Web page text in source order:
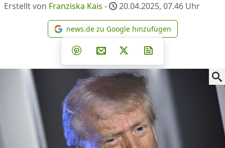
Erstellt von Franziska Kais - 20.04.2025, 07.46 Uhr
news.de zu Google
news.de zu Google hinzufügen
Teilen auf Facebook
Teilen auf Whatsapp
Teilen auf Telegram
Teilen auf Pinterest
Per E-Mail teilen
Post auf X